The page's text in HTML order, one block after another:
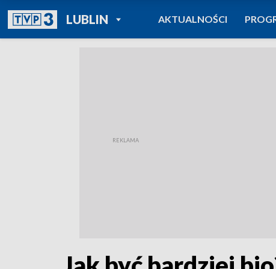
LUBLINPOWRÓT DO
TVP REGIONY
AKTUALNOŚCI